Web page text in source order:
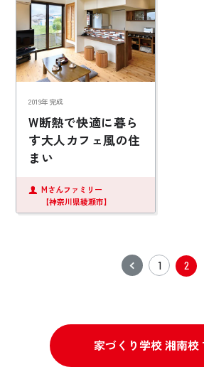
2019年完成
W断熱で快適に暮ら
す大人カフェ風の住
まい
Mさんファミリー
【神奈川県綾瀬市】
1 2
家づくり学校 湘南校